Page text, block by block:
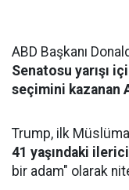
ABD Başkanı
Senatosu yarışı
seçimini kazanan
Trump, ilk
41 yaşındaki
bir adam" olarak